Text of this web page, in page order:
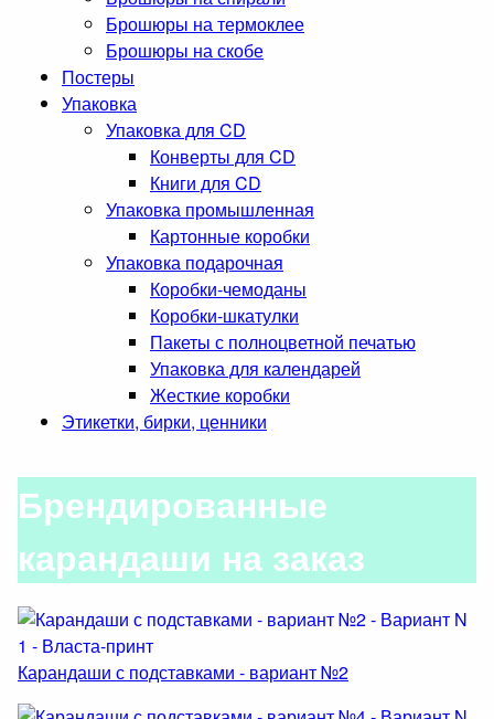
Брошюры на термоклее
Брошюры на скобе
Постеры
Упаковка
Упаковка для CD
Конверты для CD
Книги для CD
Упаковка промышленная
Картонные коробки
Упаковка подарочная
Коробки-чемоданы
Коробки-шкатулки
Пакеты с полноцветной печатью
Упаковка для календарей
Жесткие коробки
Этикетки, бирки, ценники
Брендированные
карандаши на заказ
Карандаши с подставками - вариант №2